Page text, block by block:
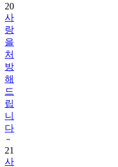
20
사
랑
을
처
방
해
드
립
니
다
21
사